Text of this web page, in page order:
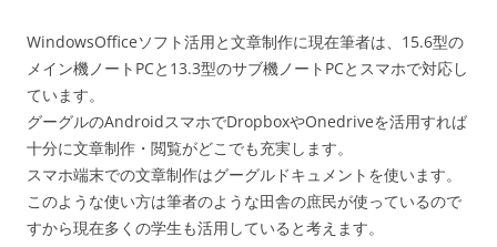
WindowsOfficeソフト活用と文章制作に現在筆者は、15.6型の
メイン機ノートPCと13.3型のサブ機ノートPCとスマホで対応し
ています。
グーグルのAndroidスマホでDropboxやOnedriveを活用すれば
十分に文章制作・閲覧がどこでも充実します。
スマホ端末での文章制作はグーグルドキュメントを使います。
このような使い方は筆者のような田舎の庶民が使っているので
すから現在多くの学生も活用していると考えます。